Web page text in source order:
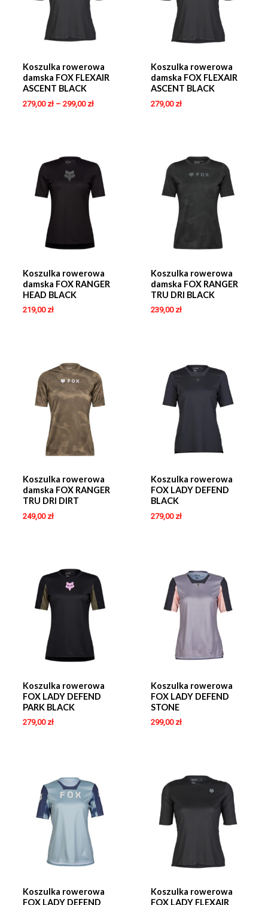
Koszulka rowerowa
damska FOX FLEXAIR
ASCENT BLACK
279,00 zł– 299,00 zł
Koszulka rowerowa
damska FOX FLEXAIR
ASCENT BLACK
279,00 zł
Koszulka rowerowa
damska FOX RANGER
HEAD BLACK
219,00 zł
Koszulka rowerowa
damska FOX RANGER
TRU DRI BLACK
239,00 zł
Koszulka rowerowa
damska FOX RANGER
TRU DRI DIRT
249,00 zł
Koszulka rowerowa
FOX LADY DEFEND
BLACK
279,00 zł
Koszulka rowerowa
FOX LADY DEFEND
PARK BLACK
279,00 zł
Koszulka rowerowa
FOX LADY DEFEND
STONE
299,00 zł
Koszulka rowerowa
FOX LADY DEFEND
Koszulka rowerowa
FOX LADY FLEXAIR